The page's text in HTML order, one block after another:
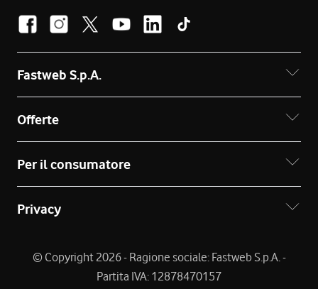
Fastweb S.p.A.
Offerte
Per il consumatore
Privacy
© Copyright 2026 - Ragione sociale: Fastweb S.p.A. -
Partita IVA: 12878470157